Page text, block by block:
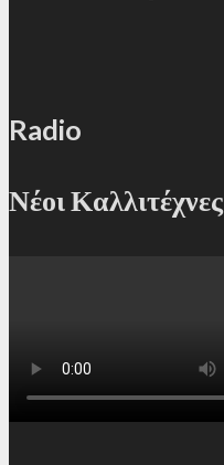
Radio
Νέοι Καλλιτέχνες